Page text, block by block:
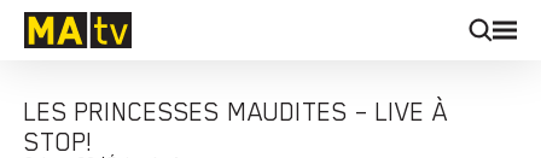
LES PRINCESSES MAUDITES – LIVE À
STOP!